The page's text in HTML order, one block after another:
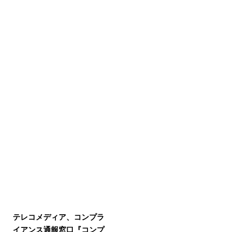
テレコメディア、コンプラ
イアンス通報窓口『コンプ